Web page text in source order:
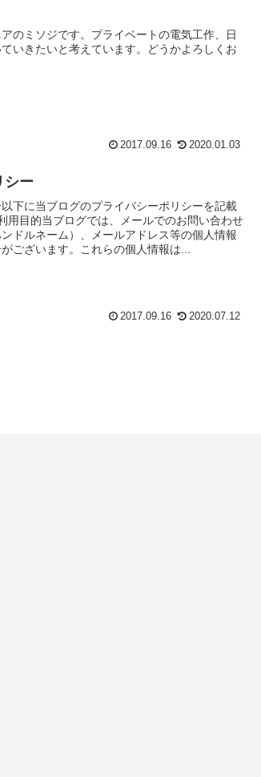
のミソジです。プライベートの電気工作、日
いきたいと考えています。どうかよろしくお
2017.09.16 2020.01.03
シー
下に当ブログのプライバシーポリシーを記載
用目的当ブログでは、メールでのお問い合わせ
ドルネーム）、メールアドレス等の個人情報
ございます。これらの個人情報は...
2017.09.16 2020.07.12